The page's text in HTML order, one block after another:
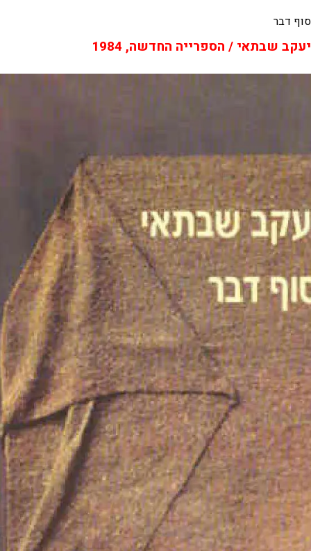
סוף דבר
יעקב שבתאי / הספרייה החדשה, 1984